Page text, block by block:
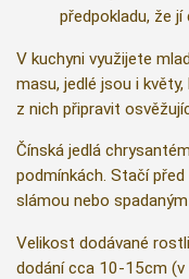
předpokladu, že
V kuchyni využijete
masu, jedlé jsou i
z nich připravit
Čínská jedlá
podmínkách. Stačí
slámou nebo
Velikost dodávané
dodání cca 10-15cm (v